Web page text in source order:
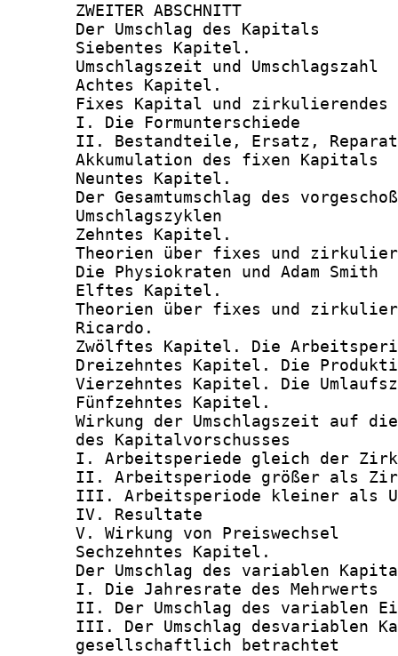
       ZWEITER ABSCHNITT
       Der Umschlag des Kapitals
       Siebentes Kapitel.
Umschlagszeit und Umschlagszahl
       Achtes Kapitel.
Fixes Kapital und zirkulierendes
I. Die Formunterschiede
II. Bestandteile, Ersatz,
Akkumulation des fixen Kapitals
       Neuntes Kapitel.
Der Gesamtumschlag des
Umschlagszyklen
       Zehntes Kapitel.
Theorien über fixes und
Die Physiokraten und Adam Smith
       Elftes Kapitel.
Theorien über fixes und
Ricardo.
Zwölftes Kapitel. Die
Dreizehntes Kapitel. Die
Vierzehntes Kapitel. Die
       Fünfzehntes Kapitel.
Wirkung der Umschlagszeit auf
des Kapitalvorschusses
I. Arbeitsperiede gleich der
II. Arbeitsperiode größer als
III. Arbeitsperiode kleiner als
IV. Resultate
V. Wirkung von Preiswechsel
       Sechzehntes Kapitel.
Der Umschlag des variablen
I. Die Jahresrate des Mehrwerts
II. Der Umschlag des variablen
III. Der Umschlag desvariablen
gesellschaftlich betrachtet